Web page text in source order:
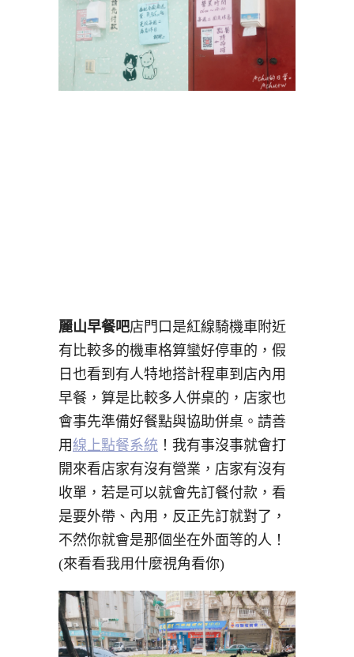
麗山早餐吧店門口是紅線騎機車附近
有比較多的機車格算蠻好停車的，假
日也看到有人特地搭計程車到店內用
早餐，算是比較多人併桌的，店家也
會事先準備好餐點與協助併桌。請善
用線上點餐系統 ！我有事沒事就會打
開來看店家有沒有營業，店家有沒有
收單，若是可以就會先訂餐付款，看
是要外帶、內用，反正先訂就對了，
不然你就會是那個坐在外面等的人！
(來看看我用什麼視角看你)